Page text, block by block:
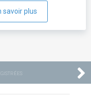
savoir plus